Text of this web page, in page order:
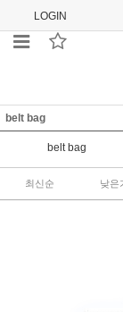
LOGIN
belt bag
belt bag
최신순 낮은